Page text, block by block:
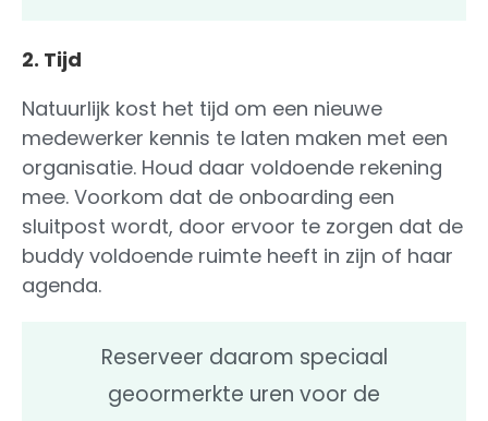
2. Tijd
Natuurlijk kost het tijd om een nieuwe
medewerker kennis te laten maken met een
organisatie. Houd daar voldoende rekening
mee. Voorkom dat de onboarding een
sluitpost wordt, door ervoor te zorgen dat de
buddy voldoende ruimte heeft in zijn of haar
agenda.
Reserveer daarom speciaal
geoormerkte uren voor de